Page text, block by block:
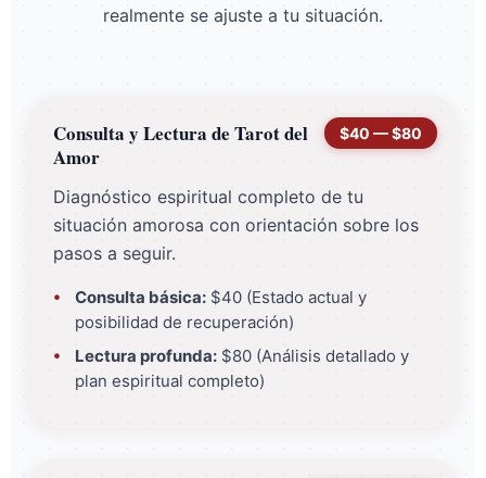
realmente se ajuste a tu situación.
$40 — $80
Consulta y Lectura de Tarot del
Amor
Diagnóstico espiritual completo de tu
situación amorosa con orientación sobre los
pasos a seguir.
Consulta básica: $40 (Estado actual y
posibilidad de recuperación)
Lectura profunda: $80 (Análisis detallado y
plan espiritual completo)